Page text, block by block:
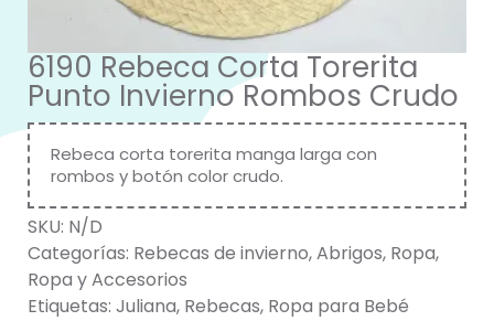
6190 Rebeca Corta Torerita
Punto Invierno Rombos Crudo
Rebeca corta torerita manga larga con
rombos y botón color crudo.
SKU: N/D
Categorías: Rebecas de invierno,Abrigos, Ropa,
Ropa y Accesorios
Etiquetas: Juliana, Rebecas, Ropa para Bebé